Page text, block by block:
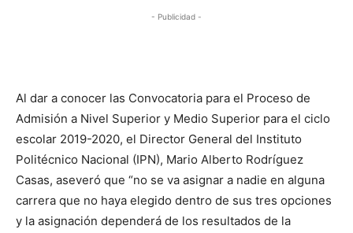
- Publicidad -
Al dar a conocer las Convocatoria para el Proceso de
Admisión a Nivel Superior y Medio Superior para el ciclo
escolar 2019-2020, el Director General del Instituto
Politécnico Nacional (IPN), Mario Alberto Rodríguez
Casas, aseveró que “no se va asignar a nadie en alguna
carrera que no haya elegido dentro de sus tres opciones
y la asignación dependerá de los resultados de la